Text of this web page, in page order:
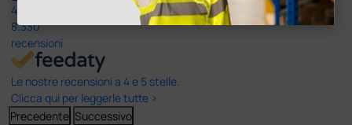
4,6
8.330
recensioni
Le nostre recensioni a 4 e 5 stelle.
Clicca qui per leggerle tutte >
Precedente Successivo